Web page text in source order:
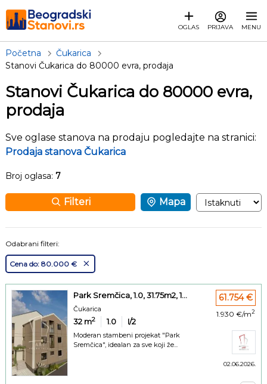
OGLAS PRIJAVA MENU
Početna
Čukarica
Stanovi Čukarica do 80000 evra, prodaja
Stanovi Čukarica do 80000 evra,
prodaja
Sve oglase stanova na prodaju pogledajte na stranici:
Prodaja stanova Čukarica
Broj oglasa: 7
Filteri Mapa
Odabrani filteri:
Cena do: 80.000 €
Park Sremčica, 1.0, 31.75m2, 1...
Čukarica
32 m2 1.0 I/2
Moderan stambeni projekat "Park
Sremčica", idealan za sve koji že...
61.754 €
1.930 €/m2
02.06.2026.